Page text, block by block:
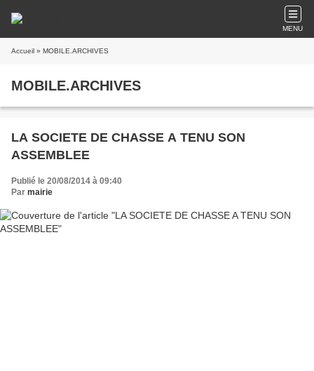
MENU
Accueil » MOBILE.ARCHIVES
MOBILE.ARCHIVES
LA SOCIETE DE CHASSE A TENU SON
ASSEMBLEE
Publié le 20/08/2014 à 09:40
Par mairie